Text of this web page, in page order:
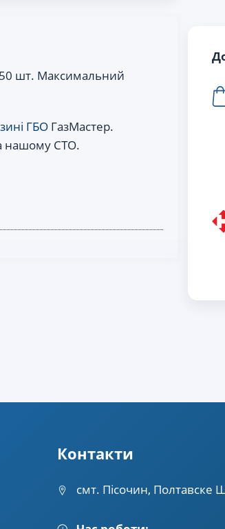
50 шт. Максимальний
ГБО ГазМастер.
нашому СТО.
Контакти
смт. Пісочин, Полтавске